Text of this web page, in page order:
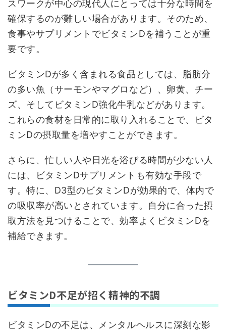
スワークが中心の現代人にとっては十分な時間を
確保するのが難しい場合があります。そのため、
食事やサプリメントでビタミンDを補うことが重
要です。
ビタミンDが多く含まれる食品としては、脂肪分
の多い魚（サーモンやマグロなど）、卵黄、チー
ズ、そしてビタミンD強化牛乳などがあります。
これらの食材を日常的に取り入れることで、ビタ
ミンDの摂取量を増やすことができます。
さらに、忙しい人や日光を浴びる時間が少ない人
には、ビタミンDサプリメントも有効な手段で
す。特に、D3型のビタミンDが効果的で、体内で
の吸収率が高いとされています。自分に合った摂
取方法を見つけることで、効率よくビタミンDを
補給できます。
ビタミンD不足が招く精神的不調
ビタミンDの不足は、メンタルヘルスに深刻な影